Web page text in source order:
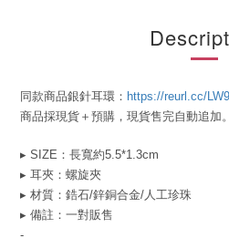
同款商品銀針耳環： https://reurl.cc/
商品採現貨＋預購，現貨售完自動追加。
▸ SIZE：長寬約5.5*1.3cm
▸ 耳夾 ：螺旋夾
▸ 材質： 鋯石/鋅銅合金/人工珍珠
▸ 備註：一對販售
-